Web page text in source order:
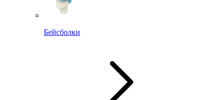
Бейсболки